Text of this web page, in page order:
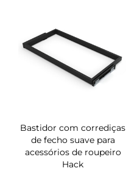
Bastidor com corrediças
de fecho suave para
acessórios de roupeiro
Hack